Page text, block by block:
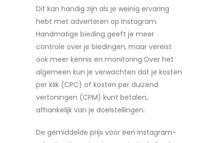
Dit kan handig zijn als je weinig ervaring
hebt met adverteren op Instagram.
Handmatige bieding geeft je meer
controle over je biedingen, maar vereist
ook meer kennis en monitoring.Over het
algemeen kun je verwachten dat je kosten
per klik (CPC) of kosten per duizend
vertoningen (CPM) kunt betalen,
afhankelijk van je doelstellingen.
De gemiddelde prijs voor een Instagram-